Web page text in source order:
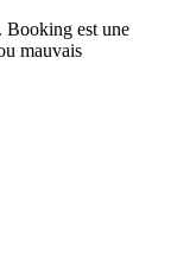
Booking est une
mauvais